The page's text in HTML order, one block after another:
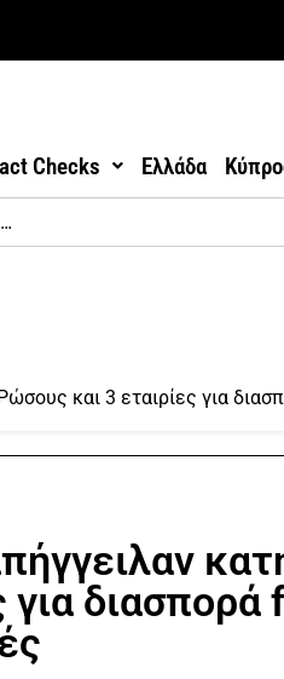
Checks Ελλάδα
και 3 εταιρίες για
διασπορά